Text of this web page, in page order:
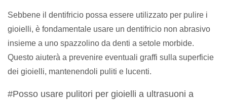
Sebbene il dentifricio possa essere utilizzato per pulire i
gioielli, è fondamentale usare un dentifricio non abrasivo
insieme a uno spazzolino da denti a setole morbide.
Questo aiuterà a prevenire eventuali graffi sulla superficie
dei gioielli, mantenendoli puliti e lucenti.
#Posso usare pulitori per gioielli a ultrasuoni a